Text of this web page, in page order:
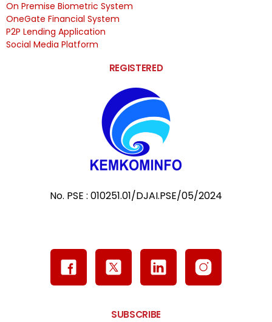
On Premise Biometric System
OneGate Financial System
P2P Lending Application
Social Media Platform
REGISTERED
No. PSE : 010251.01/DJAI.PSE/05/2024
SUBSCRIBE